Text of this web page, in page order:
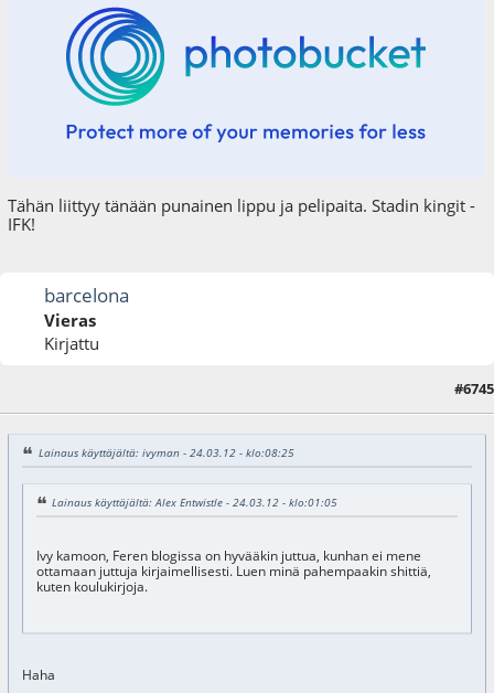
Tähän liittyy tänään punainen lippu ja pelipaita. Stadin kingit -
IFK!
barcelona
Vieras
Kirjattu
: 24.03.12 - klo:16:25 käyttäjältä barcelona#6745
Lainaus käyttäjältä: ivyman - 24.03.12 - klo:08:25
Lainaus käyttäjältä: Alex Entwistle - 24.03.12 - klo:01:05
Ivy kamoon, Feren blogissa on hyvääkin juttua, kunhan ei mene
ottamaan juttuja kirjaimellisesti. Luen minä pahempaakin shittiä,
kuten koulukirjoja.
Haha